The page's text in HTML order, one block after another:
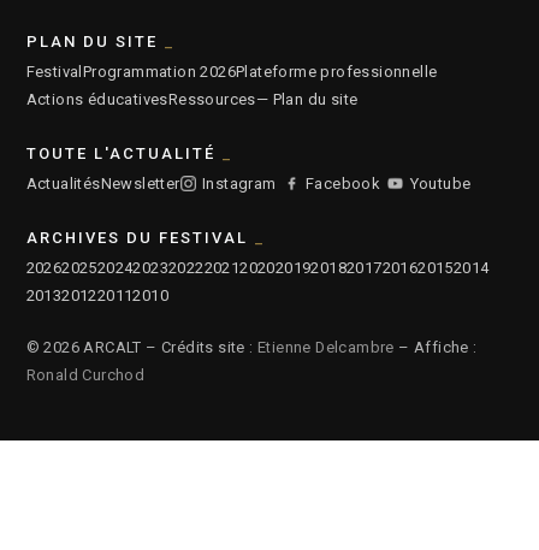
PLAN DU SITE
FestivalProgrammation 2026Plateforme professionnelle
Actions éducativesRessources— Plan du site
TOUTE L'ACTUALITÉ
ActualitésNewsletter Instagram Facebook Youtube
ARCHIVES DU FESTIVAL
2026202520242023202220212020201920182017201620152014
2013201220112010
© 2026 ARCALT – Crédits site : Etienne Delcambre – Affiche :
Ronald Curchod